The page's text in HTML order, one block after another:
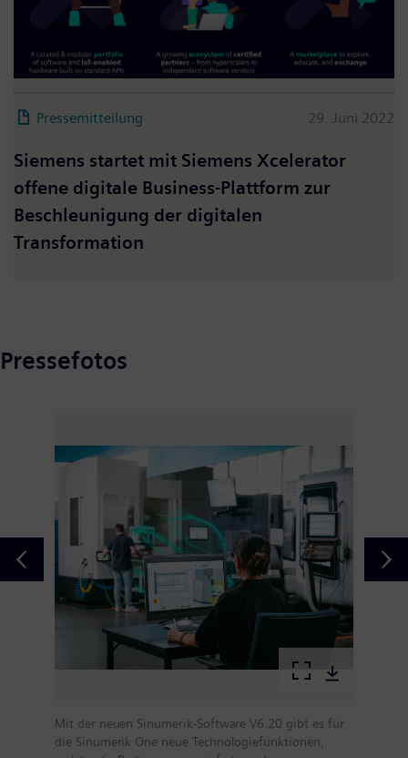
Pressemitteilung 29. Juni 2022
Siemens startet mit Siemens Xcelerator
offene digitale Business-Plattform zur
Beschleunigung der digitalen
Transformation
Pressefotos
Mit der neuen Sinumerik-Software V6.20 gibt es für
die Sinumerik One neue Technologiefunktionen,